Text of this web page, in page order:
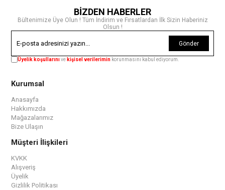
BİZDEN HABERLER
Bültenimize Üye Olun ! Tüm İndirim ve Fırsatlardan İlk Sizin Haberiniz
Olsun !
Gönder
Üyelik koşullarınıve kişisel verilerimin korunmasını kabul ediyorum.
Kurumsal
Anasayfa
Hakkımızda
Mağazalarımız
Bize Ulaşın
Müşteri İlişkileri
KVKK
Alışveriş
Üyelik
Gizlilik Politikası